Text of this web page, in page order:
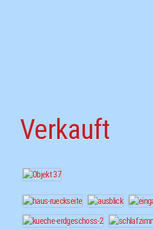
Verkauft